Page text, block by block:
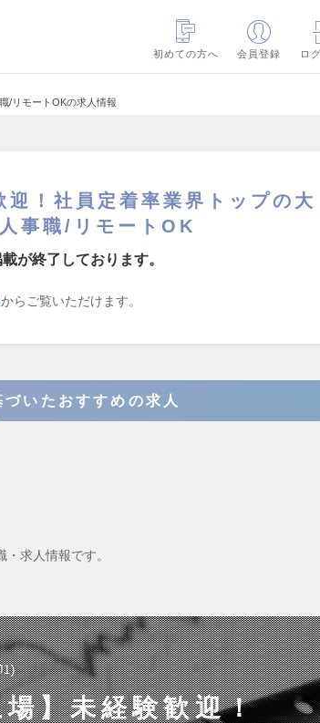
初めての方へ
会員登録 ロ
/リモートOKの求人情報
迎！社員定着率業界トップの大
事職/リモートOK
が終了しております。
からご覧いただけます。
いたおすすめの求人
求人情報です。
】未経験歓迎！